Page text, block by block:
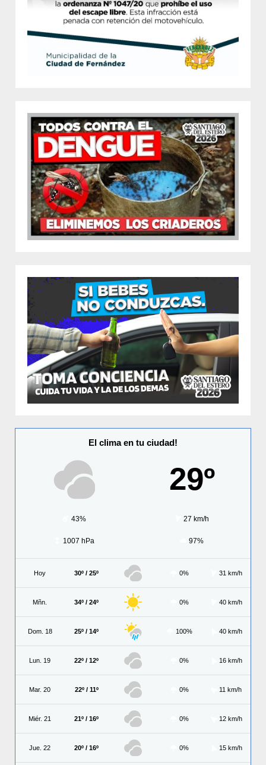
El clima en tu ciudad!
29º
43% 27 km/h
1007 hPa 97%
Hoy 30º / 25º 0% 31 km/h
Mñn. 34º / 24º 0% 40 km/h
Dom. 18 25º / 14º 100% 40 km/h
Lun. 19 22º / 12º 0% 16 km/h
Mar. 20 22º / 11º 0% 11 km/h
Miér. 21 21º / 16º 0% 12 km/h
Jue. 22 20º / 16º 0% 15 km/h